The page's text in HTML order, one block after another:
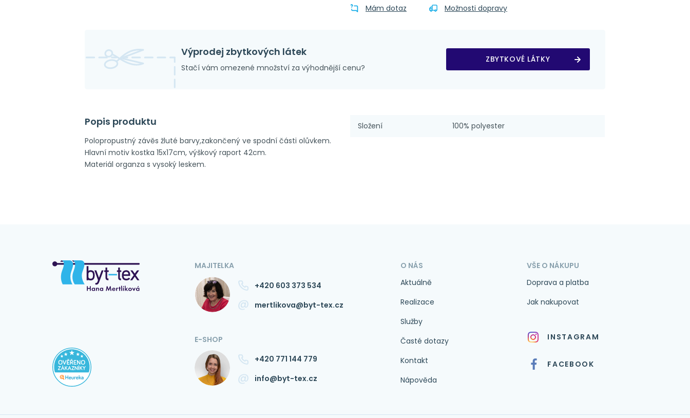
Mám dotaz
Možnosti dopravy
Výprodej zbytkových látek
Stačí vám omezené množství za výhodnější cenu?
ZBYTKOVÉ LÁTKY
Popis produktu
Polopropustný závěs žluté barvy,zakončený ve spodní části olůvkem.
Hlavní motiv kostka 15x17cm, výškový raport 42cm.
Materiál organza s vysoký leskem.
Složení 100% polyester
MAJITELKA
+420 603 373 534
mertlikova@byt-tex.cz
E-SHOP
+420 771 144 779
info@byt-tex.cz
O NÁS
Aktuálně
Realizace
Služby
Časté dotazy
Kontakt
Nápověda
VŠE O NÁKUPU
Doprava a platba
Jak nakupovat
INSTAGRAM
FACEBOOK